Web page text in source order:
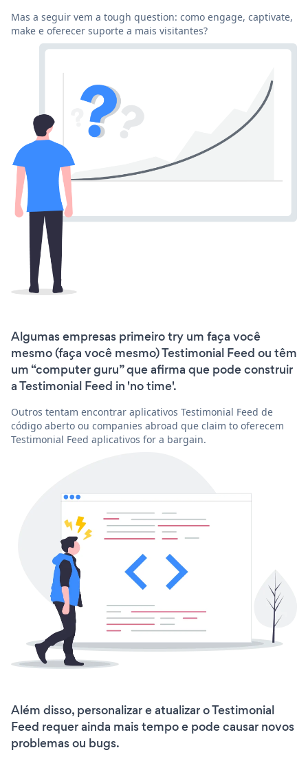
Mas a seguir vem a tough question: como engage, captivate,
make e oferecer suporte a mais visitantes?
Algumas empresas primeiro try um faça você
mesmo (faça você mesmo) Testimonial Feed ou têm
um “computer guru” que afirma que pode construir
a Testimonial Feed in 'no time'.
Outros tentam encontrar aplicativos Testimonial Feed de
código aberto ou companies abroad que claim to oferecem
Testimonial Feed aplicativos for a bargain.
Além disso, personalizar e atualizar o Testimonial
Feed requer ainda mais tempo e pode causar novos
problemas ou bugs.